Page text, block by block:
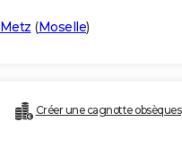
Metz (Moselle)
Créer une cagnotte obsèques